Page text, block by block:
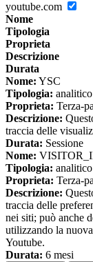
youtube.com
Nome
Tipologia
Proprieta
Descrizione
Durata
Nome: YSC
Tipologia: analitico
Proprieta: Terza-
Descrizione:
traccia delle
Durata: Sessione
Nome:
Tipologia: analitico
Proprieta: Terza-
Descrizione:
traccia delle
nei siti; può anche
utilizzando la
Youtube.
Durata: 6 mesi